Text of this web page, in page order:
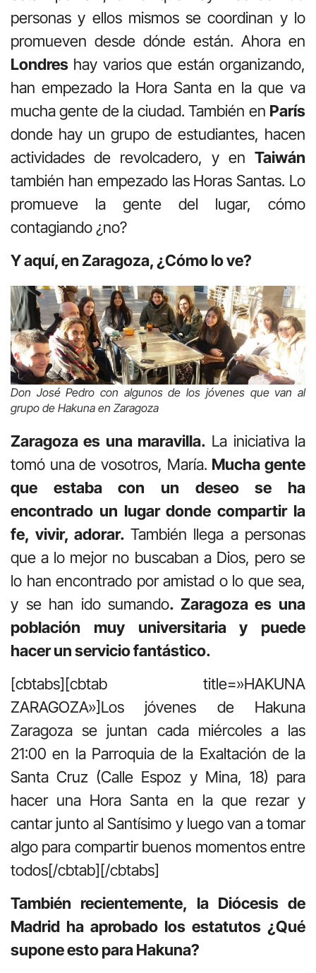
personas y ellos mismos se coordinan y lo
promueven desde dónde están. Ahora en
Londres hay varios que están organizando,
han empezado la Hora Santa en la que va
mucha gente de la ciudad. También en París
donde hay un grupo de estudiantes, hacen
actividades de revolcadero, y en Taiwán
también han empezado las Horas Santas. Lo
promueve la gente del lugar, cómo
contagiando ¿no?
Y aquí, en Zaragoza, ¿Cómo lo ve?
Don José Pedro con algunos de los jóvenes que van al
grupo de Hakuna en Zaragoza
Zaragoza es una maravilla. La iniciativa la
tomó una de vosotros, María. Mucha gente
que estaba con un deseo se ha
encontrado un lugar donde compartir la
fe, vivir, adorar. También llega a personas
que a lo mejor no buscaban a Dios, pero se
lo han encontrado por amistad o lo que sea,
y se han ido sumando. Zaragoza es una
población muy universitaria y puede
hacer un servicio fantástico.
[cbtabs][cbtab title=»HAKUNA
ZARAGOZA»]Los jóvenes de Hakuna
Zaragoza se juntan cada miércoles a las
21:00 en la Parroquia de la Exaltación de la
Santa Cruz (Calle Espoz y Mina, 18) para
hacer una Hora Santa en la que rezar y
cantar junto al Santísimo y luego van a tomar
algo para compartir buenos momentos entre
todos[/cbtab][/cbtabs]
También recientemente, la Diócesis de
Madrid ha aprobado los estatutos ¿Qué
supone esto para Hakuna?